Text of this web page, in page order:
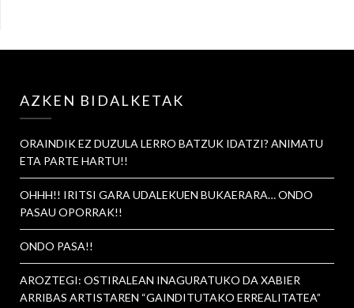
AZKEN BIDALKETAK
ORAINDIK EZ DUZULA LERRO BATZUK IDATZI? ANIMATU
ETA PARTE HARTU!!
OHHH!! IRITSI GARA UDALEKUEN BUKAERARA… ONDO
PASAU OPORRAK!!
ONDO PASA!!
AROZTEGI: OSTIRALEAN INAGURATUKO DA XABIER
ARRIBAS ARTISTAREN “GAINDITUTAKO ERREALITATEA”